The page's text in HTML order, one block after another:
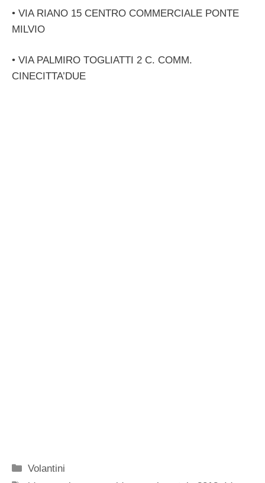
• VIA RIANO 15 CENTRO COMMERCIALE PONTE
MILVIO
• VIA PALMIRO TOGLIATTI 2 C. COMM.
CINECITTA’DUE
Categorie
Volantini